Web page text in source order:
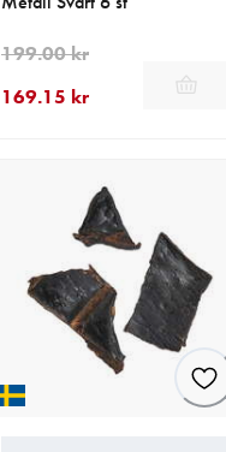
169.15 kr
199.00 kr